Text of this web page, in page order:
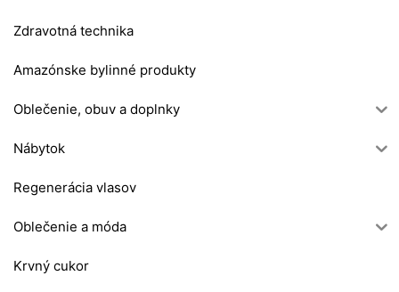
Zdravotná technika
Amazónske bylinné produkty
Oblečenie, obuv a doplnky
Nábytok
Regenerácia vlasov
Oblečenie a móda
Krvný cukor